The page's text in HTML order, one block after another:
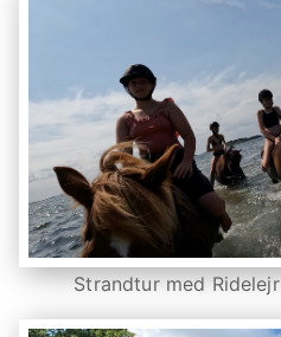
Strandtur med